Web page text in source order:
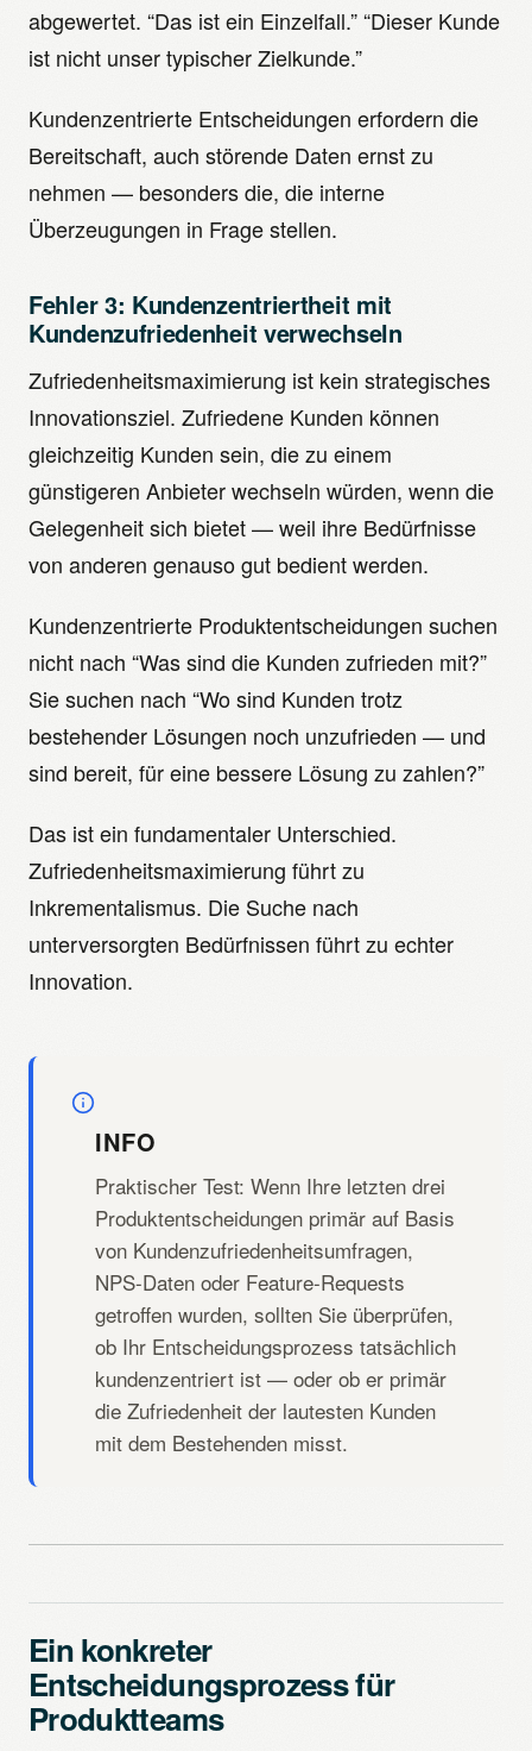
abgewertet. “Das ist ein Einzelfall.” “Dieser Kunde
ist nicht unser typischer Zielkunde.”
Kundenzentrierte Entscheidungen erfordern die
Bereitschaft, auch störende Daten ernst zu
nehmen — besonders die, die interne
Überzeugungen in Frage stellen.
Fehler 3: Kundenzentriertheit mit
Kundenzufriedenheit verwechseln
Zufriedenheitsmaximierung ist kein strategisches
Innovationsziel. Zufriedene Kunden können
gleichzeitig Kunden sein, die zu einem
günstigeren Anbieter wechseln würden, wenn die
Gelegenheit sich bietet — weil ihre Bedürfnisse
von anderen genauso gut bedient werden.
Kundenzentrierte Produktentscheidungen suchen
nicht nach “Was sind die Kunden zufrieden mit?”
Sie suchen nach “Wo sind Kunden trotz
bestehender Lösungen noch unzufrieden — und
sind bereit, für eine bessere Lösung zu zahlen?”
Das ist ein fundamentaler Unterschied.
Zufriedenheitsmaximierung führt zu
Inkrementalismus. Die Suche nach
unterversorgten Bedürfnissen führt zu echter
Innovation.
INFO
Praktischer Test: Wenn Ihre letzten drei
Produktentscheidungen primär auf Basis
von Kundenzufriedenheitsumfragen,
NPS-Daten oder Feature-Requests
getroffen wurden, sollten Sie überprüfen,
ob Ihr Entscheidungsprozess tatsächlich
kundenzentriert ist — oder ob er primär
die Zufriedenheit der lautesten Kunden
mit dem Bestehenden misst.
Ein konkreter
Entscheidungsprozess für
Produktteams